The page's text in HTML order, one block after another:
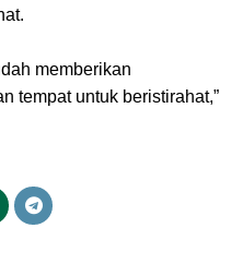
memberikan
tempat untuk beristirahat,”